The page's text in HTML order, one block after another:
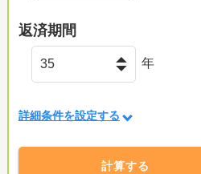
返済期間
年
詳細条件を設定する
計算する